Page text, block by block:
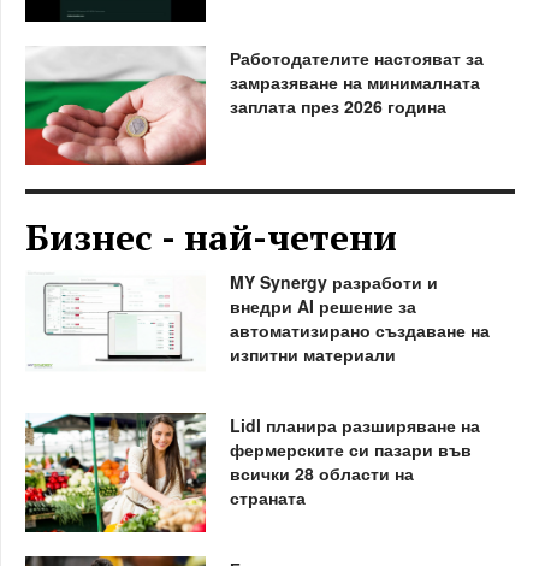
Работодателите настояват за
замразяване на минималната
заплата през 2026 година
Бизнес - най-четени
MY Synergy разработи и
внедри AI решение за
автоматизирано създаване на
изпитни материали
Lidl планира разширяване на
фермерските си пазари във
всички 28 области на
страната